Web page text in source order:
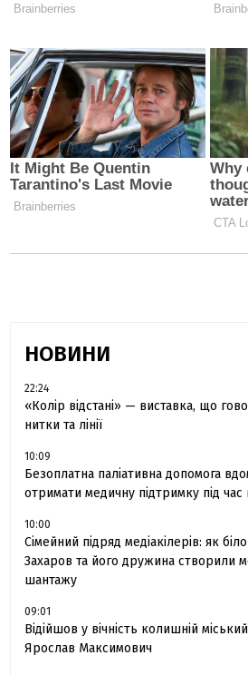
НОВИНИ
22:24
«Колір відстані» — виставка, що
нитки та лінії
10:09
Безоплатна паліативна допомога
отримати медичну підтримку під
10:00
Сімейний підряд медіакілерів: як
Захаров та його дружина створили
шантажу
09:01
Відійшов у вічність колишній
Ярослав Максимович